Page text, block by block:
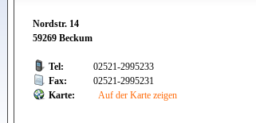
Nordstr. 14
59269 Beckum
Tel:
02521-2995233
Fax:
02521-2995231
Karte:
Auf der Karte zeigen